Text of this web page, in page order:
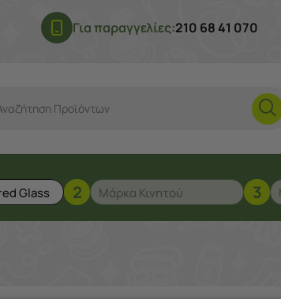
Για παραγγελίες:210 68 41 070
2 3